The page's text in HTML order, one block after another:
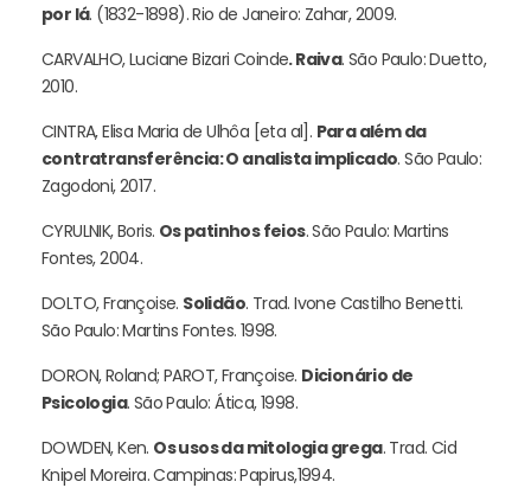
por lá. (1832-1898). Rio de Janeiro: Zahar, 2009.
CARVALHO, Luciane Bizari Coinde. Raiva. São Paulo: Duetto,
2010.
CINTRA, Elisa Maria de Ulhôa [eta al]. Para além da
contratransferência: O analista implicado. São Paulo:
Zagodoni, 2017.
CYRULNIK, Boris. Os patinhos feios. São Paulo: Martins
Fontes, 2004.
DOLTO, Françoise. Solidão. Trad. Ivone Castilho Benetti.
São Paulo: Martins Fontes. 1998.
DORON, Roland; PAROT, Françoise. Dicionário de
Psicologia. São Paulo: Ática, 1998.
DOWDEN, Ken. Os usos da mitologia grega. Trad. Cid
Knipel Moreira. Campinas: Papirus,1994.